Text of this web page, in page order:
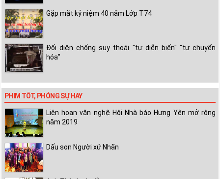
Gặp mặt kỷ niệm 40 năm Lớp T74
Đối diện chống suy thoái "tự diễn biến" "tự chuyển
hóa"
PHIM TỐT, PHÓNG SỰ HAY
Liên hoan văn nghệ Hội Nhà báo Hưng Yên mở rộng
năm 2019
Dấu son Người xứ Nhãn